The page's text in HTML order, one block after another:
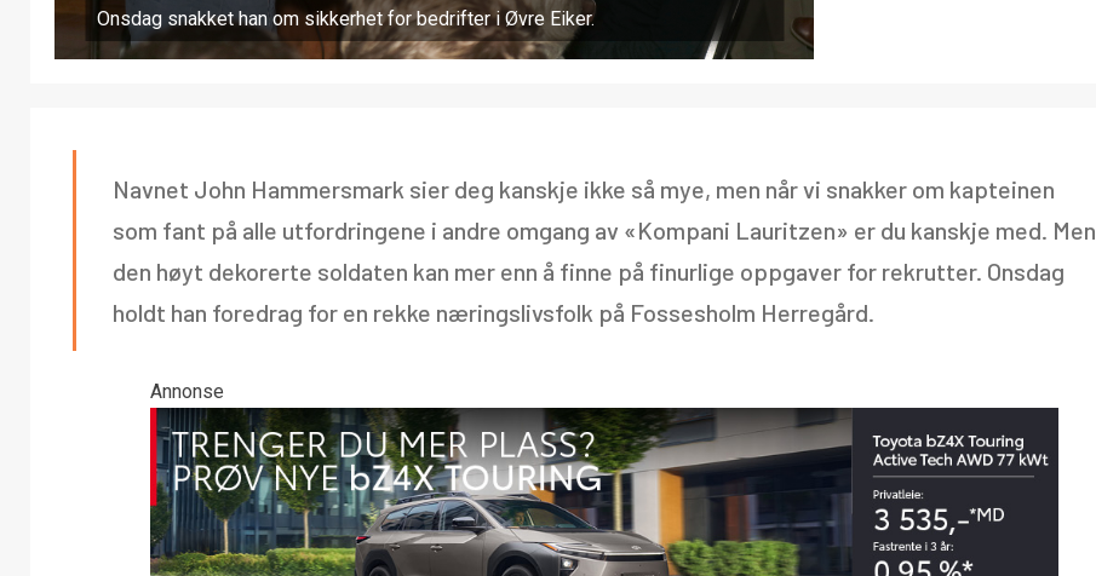
Onsdag snakket han om sikkerhet for bedrifter i Øvre Eiker.
Navnet John Hammersmark sier deg kanskje ikke så mye, men når vi snakker om kapteinen
som fant på alle utfordringene i andre omgang av «Kompani Lauritzen» er du kanskje med. Men
den høyt dekorerte soldaten kan mer enn å finne på finurlige oppgaver for rekrutter. Onsdag
holdt han foredrag for en rekke næringslivsfolk på Fossesholm Herregård.
Annonse